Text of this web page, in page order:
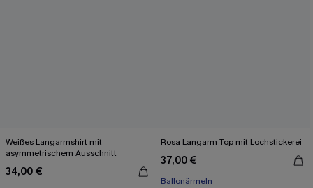
Weißes Langarmshirt mit
asymmetrischem Ausschnitt
34,00 €
Rosa Langarm Top mit Lochstickerei
37,00 €
Ballonärmeln